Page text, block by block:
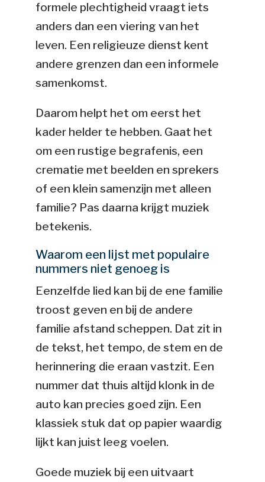
formele plechtigheid vraagt iets
anders dan een viering van het
leven. Een religieuze dienst kent
andere grenzen dan een informele
samenkomst.
Daarom helpt het om eerst het
kader helder te hebben. Gaat het
om een rustige begrafenis, een
crematie met beelden en sprekers
of een klein samenzijn met alleen
familie? Pas daarna krijgt muziek
betekenis.
Waarom een lijst met populaire
nummers niet genoeg is
Eenzelfde lied kan bij de ene familie
troost geven en bij de andere
familie afstand scheppen. Dat zit in
de tekst, het tempo, de stem en de
herinnering die eraan vastzit. Een
nummer dat thuis altijd klonk in de
auto kan precies goed zijn. Een
klassiek stuk dat op papier waardig
lijkt kan juist leeg voelen.
Goede muziek bij een uitvaart